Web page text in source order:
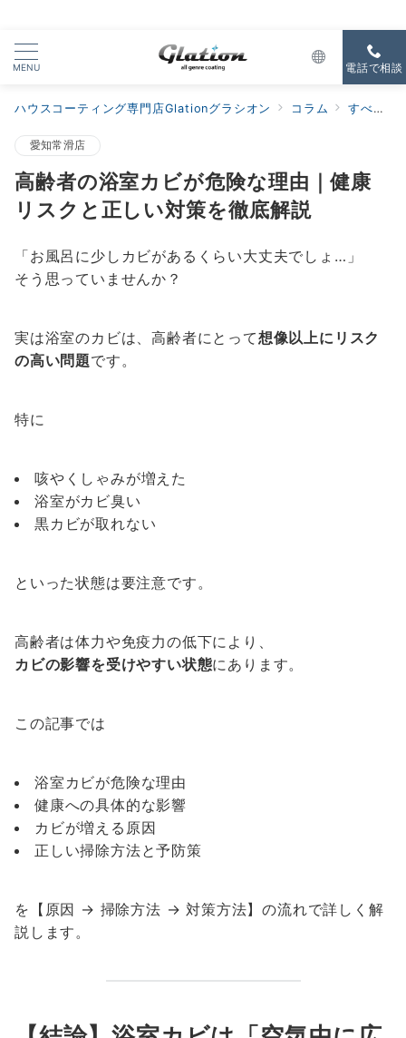
MENU 電話で相談
ハウスコーティング専門店Glationグラシオン コラム すべての新着
愛知常滑店
高齢者の浴室カビが危険な理由｜健康
リスクと正しい対策を徹底解説
「お風呂に少しカビがあるくらい大丈夫でしょ…」
そう思っていませんか？
実は浴室のカビは、高齢者にとって想像以上にリスク
の高い問題です。
特に
咳やくしゃみが増えた
浴室がカビ臭い
黒カビが取れない
といった状態は要注意です。
高齢者は体力や免疫力の低下により、
カビの影響を受けやすい状態にあります。
この記事では
浴室カビが危険な理由
健康への具体的な影響
カビが増える原因
正しい掃除方法と予防策
を【原因 → 掃除方法 → 対策方法】の流れで詳しく解
説します。